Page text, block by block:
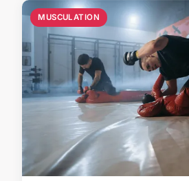
MUSCULATION